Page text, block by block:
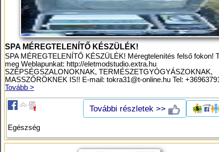
SPA MÉREGTELENÍTŐ KÉSZÜLÉK!
SPA MÉREGTELENÍTŐ KÉSZÜLÉK! Méregtelenítés felső fokon!
meg Weblapunkat: http://eletmodstudio.extra.hu
SZÉPSÉGSZALONOKNAK, TERMÉSZETGYÓGYÁSZOKNAK,
MASSZŐRÖKNEK IS!! E-mail: tokra31@t-online.hu Tel:
Tovább >
További részletek >>
Egészség